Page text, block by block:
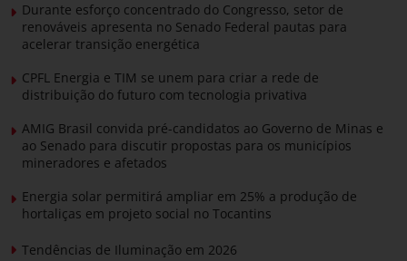
Durante esforço concentrado do Congresso, setor de
renováveis apresenta no Senado Federal pautas para
acelerar transição energética
CPFL Energia e TIM se unem para criar a rede de
distribuição do futuro com tecnologia privativa
AMIG Brasil convida pré-candidatos ao Governo de Minas e
ao Senado para discutir propostas para os municípios
mineradores e afetados
Energia solar permitirá ampliar em 25% a produção de
hortaliças em projeto social no Tocantins
Tendências de Iluminação em 2026